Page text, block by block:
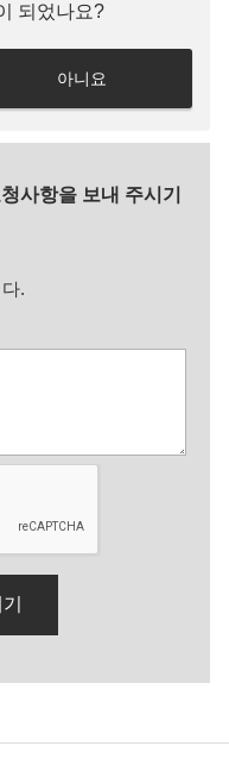
되었나요?
아니요
사항을 보내 주시기
.